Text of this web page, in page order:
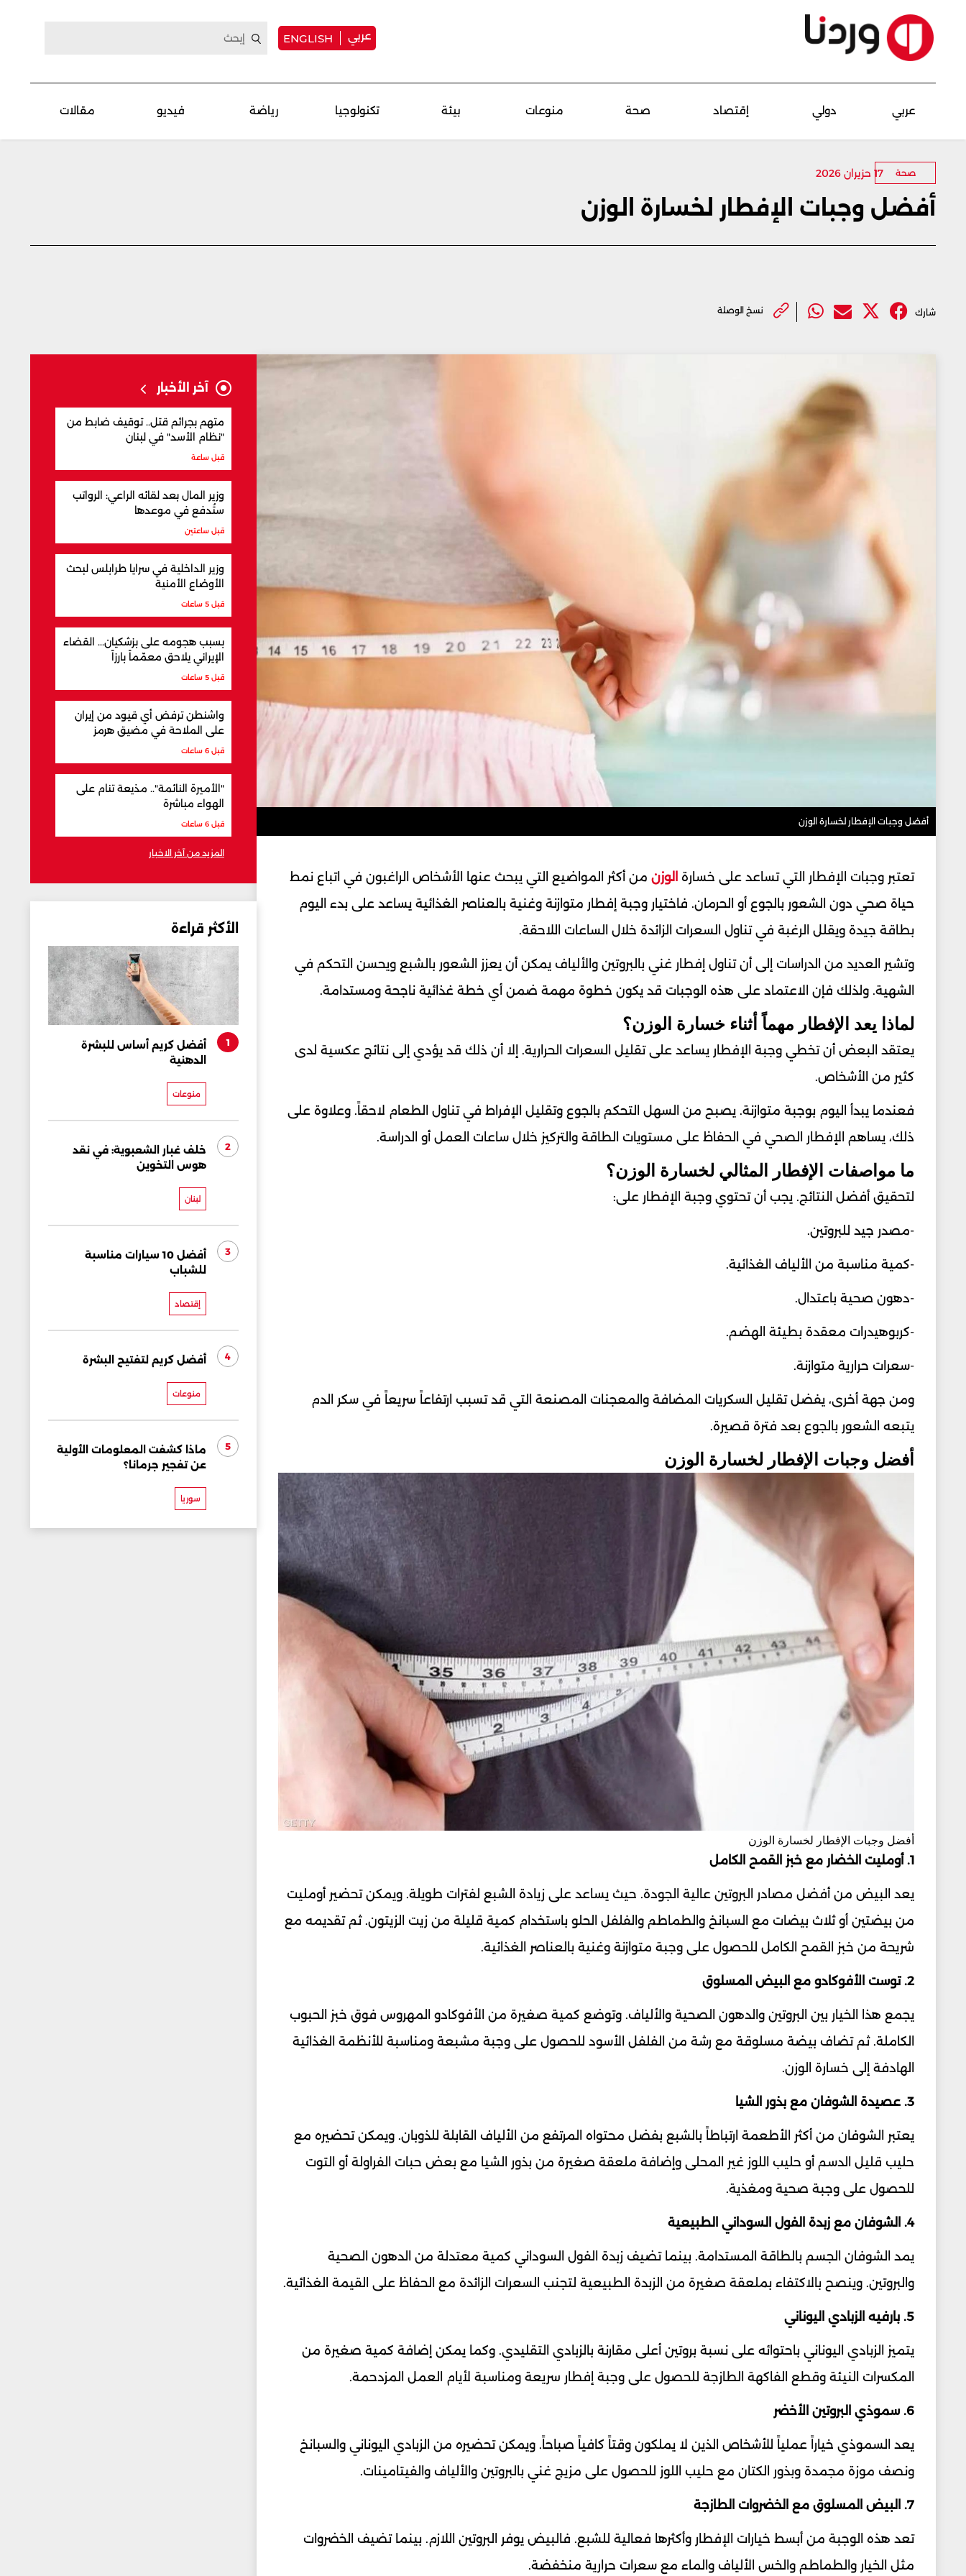
عربي ENGLISH
عربي دولي إقتصاد صحة منوعات بيئة تكنولوجيا رياضة فيديو مقالات
صحة 17 حزيران 2026
أفضل وجبات الإفطار لخسارة الوزن
شارك نسخ الوصلة
أفضل وجبات الإفطار لخسارة الوزن
تعتبر وجبات الإفطار التي تساعد على خسارة الوزن من أكثر المواضيع التي يبحث عنها الأشخاص الراغبون في اتباع نمط
حياة صحي دون الشعور بالجوع أو الحرمان. فاختيار وجبة إفطار متوازنة وغنية بالعناصر الغذائية يساعد على بدء اليوم
بطاقة جيدة ويقلل الرغبة في تناول السعرات الزائدة خلال الساعات اللاحقة.
وتشير العديد من الدراسات إلى أن تناول إفطار غني بالبروتين والألياف يمكن أن يعزز الشعور بالشبع ويحسن التحكم في
الشهية. ولذلك فإن الاعتماد على هذه الوجبات قد يكون خطوة مهمة ضمن أي خطة غذائية ناجحة ومستدامة.
لماذا يعد الإفطار مهماً أثناء خسارة الوزن؟
يعتقد البعض أن تخطي وجبة الإفطار يساعد على تقليل السعرات الحرارية. إلا أن ذلك قد يؤدي إلى نتائج عكسية لدى
كثير من الأشخاص.
فعندما يبدأ اليوم بوجبة متوازنة. يصبح من السهل التحكم بالجوع وتقليل الإفراط في تناول الطعام لاحقاً. وعلاوة على
ذلك، يساهم الإفطار الصحي في الحفاظ على مستويات الطاقة والتركيز خلال ساعات العمل أو الدراسة.
ما مواصفات الإفطار المثالي لخسارة الوزن؟
لتحقيق أفضل النتائج. يجب أن تحتوي وجبة الإفطار على:
-مصدر جيد للبروتين.
-كمية مناسبة من الألياف الغذائية.
-دهون صحية باعتدال.
-كربوهيدرات معقدة بطيئة الهضم.
-سعرات حرارية متوازنة.
ومن جهة أخرى، يفضل تقليل السكريات المضافة والمعجنات المصنعة التي قد تسبب ارتفاعاً سريعاً في سكر الدم
يتبعه الشعور بالجوع بعد فترة قصيرة.
أفضل وجبات الإفطار لخسارة الوزن
أفضل وجبات الإفطار لخسارة الوزن
1. أومليت الخضار مع خبز القمح الكامل
يعد البيض من أفضل مصادر البروتين عالية الجودة. حيث يساعد على زيادة الشبع لفترات طويلة. ويمكن تحضير أومليت
من بيضتين أو ثلاث بيضات مع السبانخ والطماطم والفلفل الحلو باستخدام كمية قليلة من زيت الزيتون. ثم تقديمه مع
شريحة من خبز القمح الكامل للحصول على وجبة متوازنة وغنية بالعناصر الغذائية.
2. توست الأفوكادو مع البيض المسلوق
يجمع هذا الخيار بين البروتين والدهون الصحية والألياف. وتوضع كمية صغيرة من الأفوكادو المهروس فوق خبز الحبوب
الكاملة. ثم تضاف بيضة مسلوقة مع رشة من الفلفل الأسود للحصول على وجبة مشبعة ومناسبة للأنظمة الغذائية
الهادفة إلى خسارة الوزن.
3. عصيدة الشوفان مع بذور الشيا
يعتبر الشوفان من أكثر الأطعمة ارتباطاً بالشبع بفضل محتواه المرتفع من الألياف القابلة للذوبان. ويمكن تحضيره مع
حليب قليل الدسم أو حليب اللوز غير المحلى وإضافة ملعقة صغيرة من بذور الشيا مع بعض حبات الفراولة أو التوت
للحصول على وجبة صحية ومغذية.
4. الشوفان مع زبدة الفول السوداني الطبيعية
يمد الشوفان الجسم بالطاقة المستدامة. بينما تضيف زبدة الفول السوداني كمية معتدلة من الدهون الصحية
والبروتين. وينصح بالاكتفاء بملعقة صغيرة من الزبدة الطبيعية لتجنب السعرات الزائدة مع الحفاظ على القيمة الغذائية.
5. بارفيه الزبادي اليوناني
يتميز الزبادي اليوناني باحتوائه على نسبة بروتين أعلى مقارنة بالزبادي التقليدي. وكما يمكن إضافة كمية صغيرة من
المكسرات النيئة وقطع الفاكهة الطازجة للحصول على وجبة إفطار سريعة ومناسبة لأيام العمل المزدحمة.
6. سموذي البروتين الأخضر
يعد السموذي خياراً عملياً للأشخاص الذين لا يملكون وقتاً كافياً صباحاً. ويمكن تحضيره من الزبادي اليوناني والسبانخ
ونصف موزة مجمدة وبذور الكتان مع حليب اللوز للحصول على مزيج غني بالبروتين والألياف والفيتامينات.
7. البيض المسلوق مع الخضروات الطازجة
تعد هذه الوجبة من أبسط خيارات الإفطار وأكثرها فعالية للشبع. فالبيض يوفر البروتين اللازم. بينما تضيف الخضروات
مثل الخيار والطماطم والخس الألياف والماء مع سعرات حرارية منخفضة.
آخر الأخبار
متهم بجرائم قتل.. توقيف ضابط من
"نظام الأسد" في لبنان
قبل ساعة
وزير المال بعد لقائه الراعي: الرواتب
ستُدفع في موعدها
قبل ساعتين
وزير الداخلية في سرايا طرابلس لبحث
الأوضاع الأمنية
قبل 5 ساعات
بسبب هجومه على بزشكيان... القضاء
الإيراني يلاحق معمّماً بارزاً
قبل 5 ساعات
واشنطن ترفض أي قيود من إيران
على الملاحة في مضيق هرمز
قبل 6 ساعات
"الأميرة النائمة".. مذيعة تنام على
الهواء مباشرة
قبل 6 ساعات
المزيد من آخر الاخبار
الأكثر قراءة
1
أفضل كريم أساس للبشرة
الدهنية
منوعات
2
خلف غبار الشعبوية: في نقد
هوس التخوين
لبنان
3
أفضل 10 سيارات مناسبة
للشباب
إقتصاد
4 أفضل كريم لتفتيح البشرة
منوعات
5
ماذا كشفت المعلومات الأولية
عن تفجير جرمانا؟
سوريا